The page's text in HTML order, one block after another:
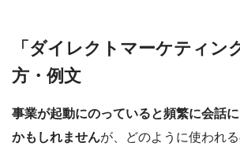
「ダイレクトマーケティン
方・例文
事業が起動にのっていると頻繁に会話
かもしれませんが、どのように使われ